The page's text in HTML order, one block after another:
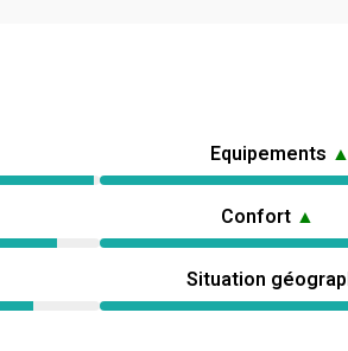
Equipements ▲
Confort ▲
Situation